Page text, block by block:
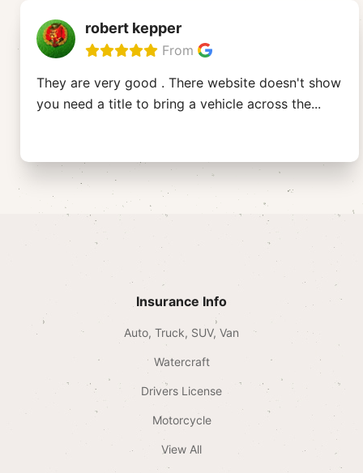
robert kepper
From
They are very good . There website doesn't show
you need a title to bring a vehicle across the...
Insurance Info
Auto, Truck, SUV, Van
Watercraft
Drivers License
Motorcycle
View All